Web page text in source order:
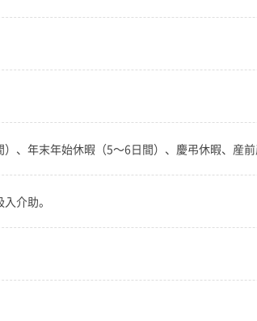
、年末年始休暇（5～6日間）、慶弔休暇、産前
介助。